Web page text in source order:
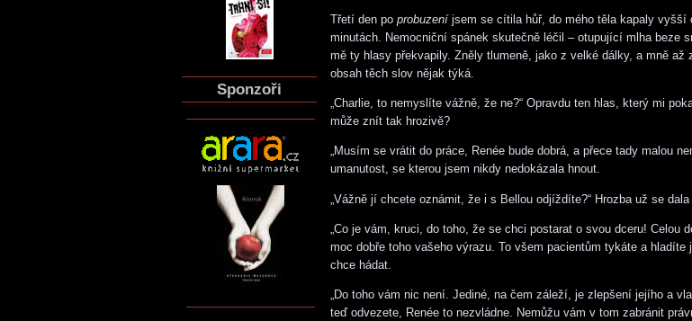
Sponzoři
Třetí den po probuzeníjsem se cítila hůř, do mého těla kapaly vyšší
minutách. Nemocniční spánek skutečně léčil – otupující mlha beze
mě ty hlasy překvapily. Zněly tlumeně, jako z velké dálky, a mně až
obsah těch slov nějak týká.
„Charlie, to nemyslíte vážně, že ne?“ Opravdu ten hlas, který mi
může znít tak hrozivě?
„Musím se vrátit do práce, Renée bude dobrá, a přece tady malou
umanutost, se kterou jsem nikdy nedokázala hnout.
„Vážně jí chcete oznámit, že i s Bellou odjíždíte?“ Hrozba už se dala
„Co je vám, kruci, do toho, že se chci postarat o svou dceru! Celou
moc dobře toho vašeho výrazu. To všem pacientům tykáte a hladíte
chce hádat.
„Do toho vám nic není. Jediné, na čem záleží, je zlepšení jejího a
teď odvezete, Renée to nezvládne. Nemůžu vám v tom zabránit